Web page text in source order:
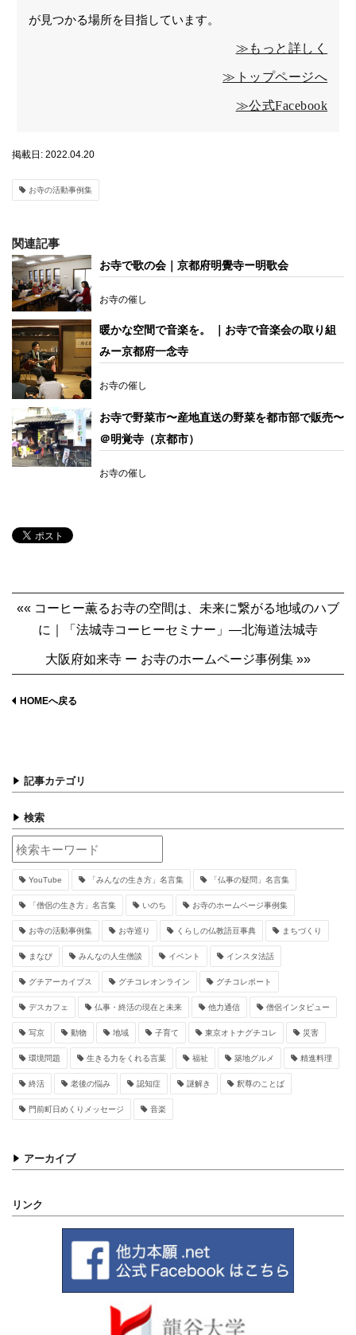
が見つかる場所を目指しています。
≫もっと詳しく
≫トップページへ
≫公式Facebook
掲載日: 2022.04.20
お寺の活動事例集
関連記事
お寺で歌の会｜京都府明覺寺ー明歌会
お寺の催し
暖かな空間で音楽を。 ｜お寺で音楽会の取り組
みー京都府一念寺
お寺の催し
お寺で野菜市〜産地直送の野菜を都市部で販売〜
＠明覚寺（京都市）
お寺の催し
«« コーヒー薫るお寺の空間は、未来に繋がる地域のハブ
に｜「法城寺コーヒーセミナー」―北海道法城寺
大阪府如来寺 ー お寺のホームページ事例集 »»
HOMEへ戻る
記事カテゴリ
検索
YouTube 「みんなの生き方」名言集 「仏事の疑問」名言集
「僧侶の生き方」名言集 いのち お寺のホームページ事例集
お寺の活動事例集 お寺巡り くらしの仏教語豆事典 まちづくり
まなび みんなの人生僧談 イベント インスタ法話
グチアーカイブス グチコレオンライン グチコレポート
デスカフェ 仏事・終活の現在と未来 他力通信 僧侶インタビュー
写京 動物 地域 子育て 東京オトナグチコレ 災害
環境問題 生きる力をくれる言葉 福祉 築地グルメ 精進料理
終活 老後の悩み 認知症 謎解き 釈尊のことば
門前町日めくりメッセージ 音楽
アーカイブ
リンク